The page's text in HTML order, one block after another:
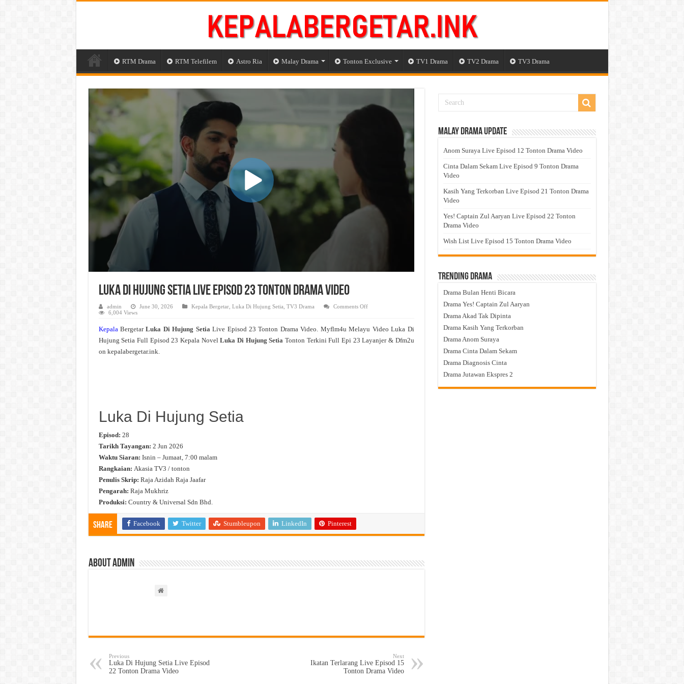
RTM Drama RTM Telefilem Astro Ria Malay Drama Tonton Exclusive TV1 Drama TV2 Drama TV3 Drama
Luka Di Hujung Setia Live Episod 23 Tonton Drama Video
admin June 30, 2026 Kepala Bergetar, Luka Di Hujung Setia TV3 Drama Comments Offon
Setia
Episod
6,004 Views
KepalaBergetarLuka Di Hujung SetiaLive Episod 23 Tonton Drama Video. Myflm4u Melayu Video Luka Di
Hujung Setia Full Episod 23 Kepala NovelLuka Di Hujung Setia Tonton Terkini Full Epi 23 Layanjer & Dfm2u
on kepalabergetar.ink.
Luka Di Hujung Setia
Episod: 28
Tarikh Tayangan: 2 Jun 2026
Waktu Siaran: Isnin – Jumaat, 7:00 malam
Rangkaian: Akasia TV3 / tonton
Penulis Skrip: Raja Azidah Raja Jaafar
Pengarah: Raja Mukhriz
Produksi: Country & Universal Sdn Bhd.
Share Facebook Twitter Stumbleupon LinkedIn Pinterest
About admin
Previous
Luka Di Hujung Setia Live Episod
22 Tonton Drama Video
Next
Ikatan Terlarang Live Episod 15
Tonton Drama Video
Malay Drama Update
Anom Suraya Live Episod 12 Tonton Drama Video
Cinta Dalam Sekam Live Episod 9 Tonton Drama
Video
Kasih Yang Terkorban Live Episod 21 Tonton Drama
Video
Yes! Captain Zul Aaryan Live Episod 22 Tonton
Drama Video
Wish List Live Episod 15 Tonton Drama Video
Trending Drama
Drama Bulan Henti Bicara
Drama Yes! Captain Zul Aaryan
Drama Akad Tak Dipinta
Drama Kasih Yang Terkorban
Drama Anom Suraya
Drama Cinta Dalam Sekam
Drama Diagnosis Cinta
Drama Jutawan Ekspres 2